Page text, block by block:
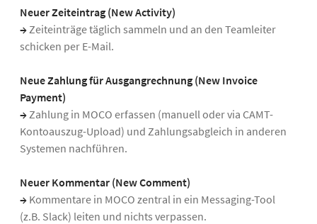
Neuer Zeiteintrag (New Activity)
→ Zeiteinträge täglich sammeln und an den Teamleiter
schicken per E-Mail.
Neue Zahlung für Ausgangrechnung (New Invoice
Payment)
→ Zahlung in MOCO erfassen (manuell oder via CAMT-
Kontoauszug-Upload) und Zahlungsabgleich in anderen
Systemen nachführen.
Neuer Kommentar (New Comment)
→ Kommentare in MOCO zentral in ein Messaging-Tool
(z.B. Slack) leiten und nichts verpassen.